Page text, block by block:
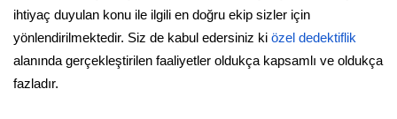
ihtiyaç duyulan konu ile ilgili en doğru ekip sizler için
yönlendirilmektedir. Siz de kabul edersiniz ki özel dedektiflik
alanında gerçekleştirilen faaliyetler oldukça kapsamlı ve oldukça
fazladır.